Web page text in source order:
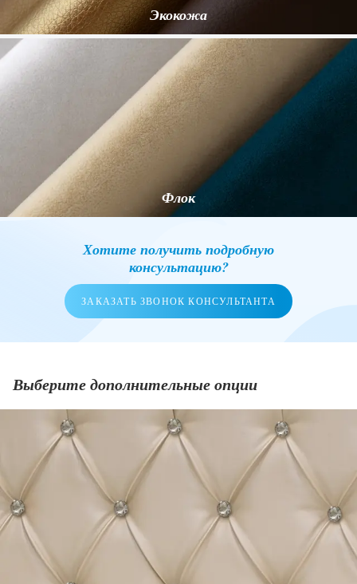
Экокожа
Флок
Хотите получить подробную
консультацию?
ЗАКАЗАТЬ ЗВОНОК КОНСУЛЬТАНТА
Выберите дополнительные опции